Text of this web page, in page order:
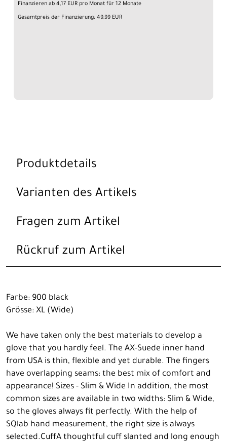
Finanzieren ab 4,17 EUR pro Monat für 12 Monate
Gesamtpreis der Finanzierung: 49,99 EUR
Produktdetails
Varianten des Artikels
Fragen zum Artikel
Rückruf zum Artikel
Farbe: 900 black
Grösse: XL (Wide)
We have taken only the best materials to develop a
glove that you hardly feel. The AX-Suede inner hand
from USA is thin, flexible and yet durable. The fingers
have overlapping seams: the best mix of comfort and
appearance! Sizes - Slim & Wide In addition, the most
common sizes are available in two widths: Slim & Wide,
so the gloves always fit perfectly. With the help of
SQlab hand measurement, the right size is always
selected.CuffA thoughtful cuff slanted and long enough